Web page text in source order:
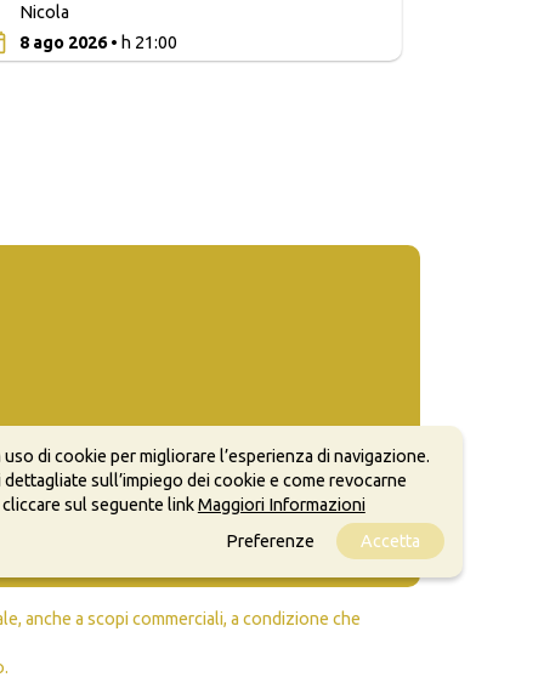
Nicola
8 ago 2026• h 21:00
anche a scopi commerciali, a condizione che
uso di cookie per migliorare l’esperienza di navigazione.
sull’impiego dei cookie e come revocarne
sul seguente linkMaggiori Informazioni
Preferenze
Accetta